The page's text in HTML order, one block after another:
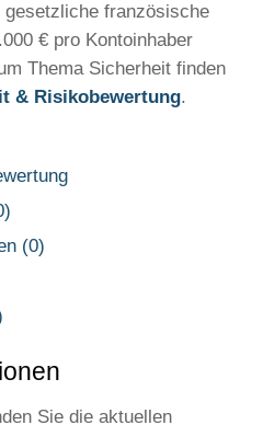
französische
€ pro Kontoinhaber
Thema Sicherheit finden
& Risikobewertung.
(0)
Sie die aktuellen